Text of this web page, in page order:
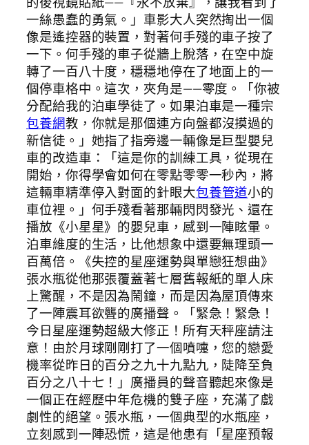
一絲愚蠢的勇氣。」車影大人突然掏出一個
像是遙控器的裝置，對著何手殘的車子按了
一下。何手殘的車子從牆上脫落，在空中旋
轉了一百八十度，穩穩地停在了地面上的一
個停車格中。這次，夾角是——零度。「你被
分配給我的泊車學徒了。如果泊車是一種宗
包養網教，你就是那個連方向盤都沒摸過的
新信徒。」她指了指旁邊一輛像是巨型嬰兒
車的改造車：「這是你的訓練工具，從現在
開始，你得學會如何在零點零零一秒內，將
這輛車精準停入對面的針眼大包養管道小的
車位裡。」何手殘看著那輛閃閃發光、還在
播放《小星星》的嬰兒車，感到一陣眩暈。
泊車維度的生活，比他想象中還要無理頭一
百萬倍。《失控的星座運勢與單戀狂想曲》
張水瓶從他那張覆蓋著七層舊報紙的單人床
上驚醒，不是因為鬧鐘，而是因為屋頂傳來
了一陣震耳欲聾的廣播聲。「緊急！緊急！
今日星座運勢超級大修正！所有天秤座請注
意！由於月球剛剛打了一個噴嚏，您的戀愛
機率從昨日的百分之九十九點九，陡降至負
百分之八十七！」廣播員的聲音聽起來像是
一個正在經歷中年危機的雙子座，充滿了戲
劇性的絕望。張水瓶，一個典型的水瓶座，
立刻感到一陣恐慌，這是他患有「星座預報